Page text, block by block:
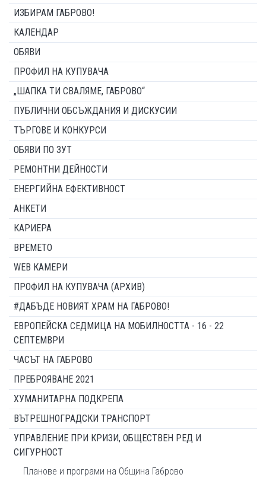
ИЗБИРАМ ГАБРОВО!
КАЛЕНДАР
ОБЯВИ
ПРОФИЛ НА КУПУВАЧА
„ШАПКА ТИ СВАЛЯМЕ, ГАБРОВО“
ПУБЛИЧНИ ОБСЪЖДАНИЯ И ДИСКУСИИ
ТЪРГОВЕ И КОНКУРСИ
ОБЯВИ ПО ЗУТ
РЕМОНТНИ ДЕЙНОСТИ
ЕНЕРГИЙНА ЕФЕКТИВНОСТ
АНКЕТИ
КАРИЕРА
ВРЕМЕТО
WEB КАМЕРИ
ПРОФИЛ НА КУПУВАЧА (АРХИВ)
#ДАБЪДЕ НОВИЯТ ХРАМ НА ГАБРОВО!
ЕВРОПЕЙСКА СЕДМИЦА НА МОБИЛНОСТТА - 16 - 22
СЕПТЕМВРИ
ЧАСЪТ НА ГАБРОВО
ПРЕБРОЯВАНЕ 2021
ХУМАНИТАРНА ПОДКРЕПА
ВЪТРЕШНОГРАДСКИ ТРАНСПОРТ
УПРАВЛЕНИЕ ПРИ КРИЗИ, ОБЩЕСТВЕН РЕД И
СИГУРНОСТ
Планове и програми на Община Габрово